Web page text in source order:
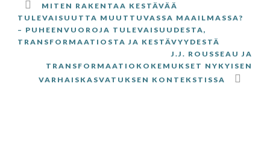
MITEN RAKENTAA KESTÄVÄÄ
TULEVAISUUTTA MUUTTUVASSA MAAILMASSA?
– PUHEENVUOROJA TULEVAISUUDESTA,
TRANSFORMAATIOSTA JA KESTÄVYYDESTÄ
J.J. ROUSSEAU JA
TRANSFORMAATIOKOKEMUKSET NYKYISEN
VARHAISKASVATUKSEN KONTEKSTISSA